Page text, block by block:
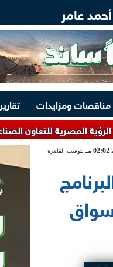
أحمد عامر
مناقصات ومزايدات
للتعاون الصناعي داخل
02:02 مـ بتوقيت القاهرة